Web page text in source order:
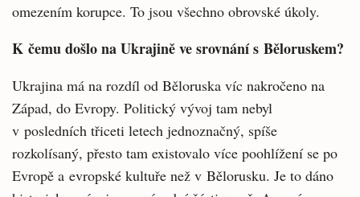
omezením korupce. To jsou všechno obrovské úkoly.
K čemu došlo na Ukrajině ve srovnání s Běloruskem?
Ukrajina má na rozdíl od Běloruska víc nakročeno na
Západ, do Evropy. Politický vývoj tam nebyl
v posledních třiceti letech jednoznačný, spíše
rozkolísaný, přesto tam existovalo více poohlížení se po
Evropě a evropské kultuře než v Bělorusku. Je to dáno